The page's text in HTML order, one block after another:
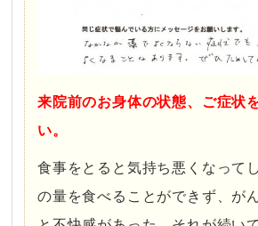
来院前のお身体の状態、ご症状
い。
食事をとると気持ち悪くなって
の量を食べることができず、が